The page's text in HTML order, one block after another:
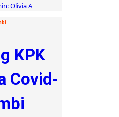
Olivia A
KPK
Covid-